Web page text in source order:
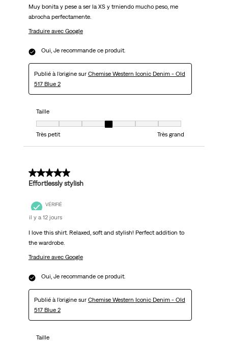
Muy bonita y pese a ser la XS y trniendo mucho peso, me
abrocha perfectamente.
Traduire avec Google
Oui, Je recommande ce produit.
Publié à l'origine sur Chemise Western Iconic Denim - Old
517 Blue 2
Taille
Taille, 4 sur 7, où 1 est égal à Très petit et 7 est égal à Très grand
Très petit
Très grand
5 sur 5 étoiles.
Effortlessly stylish
VÉRIFIÉ
il y a 12 jours
I love this shirt. Relaxed, soft and stylish! Perfect addition to
the wardrobe.
Traduire avec Google
Oui, Je recommande ce produit.
Publié à l'origine sur Chemise Western Iconic Denim - Old
517 Blue 2
Taille